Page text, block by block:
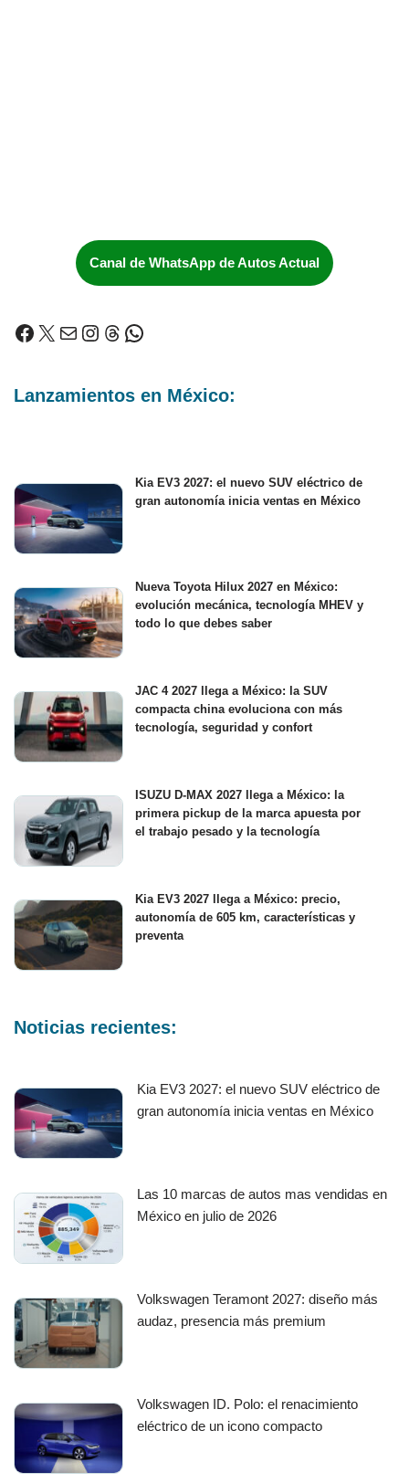
Canal de WhatsApp de Autos Actual
Lanzamientos en México:
Kia EV3 2027: el nuevo SUV eléctrico de
gran autonomía inicia ventas en México
Nueva Toyota Hilux 2027 en México:
evolución mecánica, tecnología MHEV y
todo lo que debes saber
JAC 4 2027 llega a México: la SUV
compacta china evoluciona con más
tecnología, seguridad y confort
ISUZU D-MAX 2027 llega a México: la
primera pickup de la marca apuesta por
el trabajo pesado y la tecnología
Kia EV3 2027 llega a México: precio,
autonomía de 605 km, características y
preventa
Noticias recientes:
Kia EV3 2027: el nuevo SUV eléctrico de
gran autonomía inicia ventas en México
Las 10 marcas de autos mas vendidas en
México en julio de 2026
Volkswagen Teramont 2027: diseño más
audaz, presencia más premium
Volkswagen ID. Polo: el renacimiento
eléctrico de un icono compacto